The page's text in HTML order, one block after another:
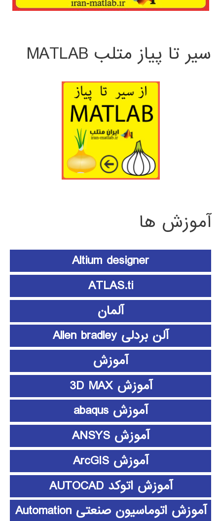
سیر تا پیاز متلب MATLAB
آموزش ها
Altium designer
ATLAS.ti
آلمان
آلن بردلی Allen bradley
آموزش
آموزش 3D MAX
آموزش abaqus
آموزش ANSYS
آموزش ArcGIS
آموزش اتوکد AUTOCAD
آموزش اتوماسیون صنعتی Automation